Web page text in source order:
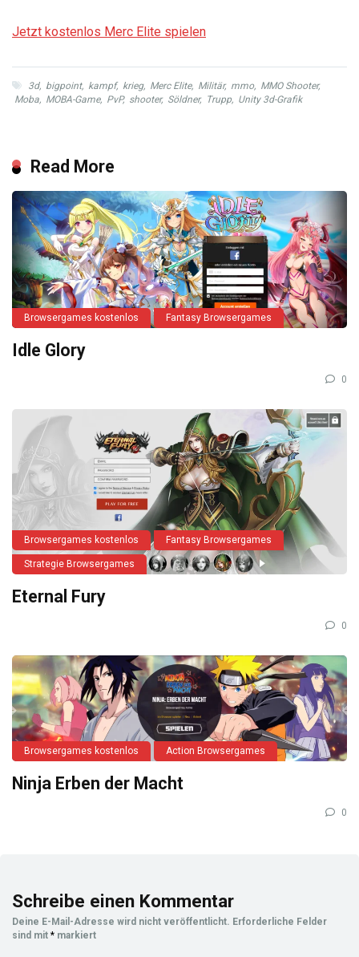
Jetzt kostenlos Merc Elite spielen
3d, bigpoint, kampf, krieg, Merc Elite, Militär, mmo, MMO Shooter,
Moba, MOBA-Game, PvP, shooter, Söldner, Trupp, Unity 3d-Grafik
Read More
Browsergames kostenlos Fantasy Browsergames
Idle Glory
0
Browsergames kostenlos Fantasy Browsergames
Strategie Browsergames
Eternal Fury
0
Browsergames kostenlos Action Browsergames
Ninja Erben der Macht
0
Schreibe einen Kommentar
Deine E-Mail-Adresse wird nicht veröffentlicht. Erforderliche Felder
sind mit * markiert